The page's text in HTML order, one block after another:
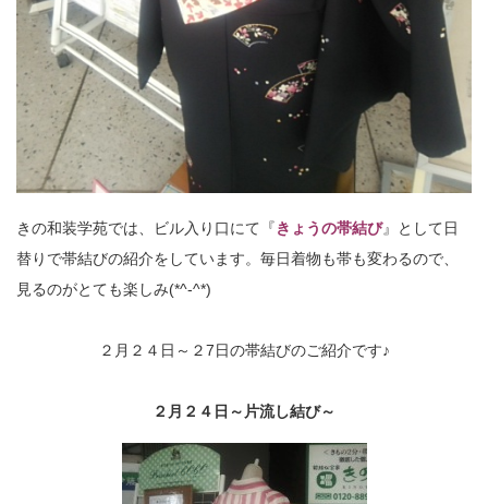
きの和装学苑では、ビル入り口にて『きょうの帯結び』として日
替りで帯結びの紹介をしています。毎日着物も帯も変わるので、
見るのがとても楽しみ(*^-^*)
２月２４日～２7日の帯結びのご紹介です♪
２月２４日～片流し結び～